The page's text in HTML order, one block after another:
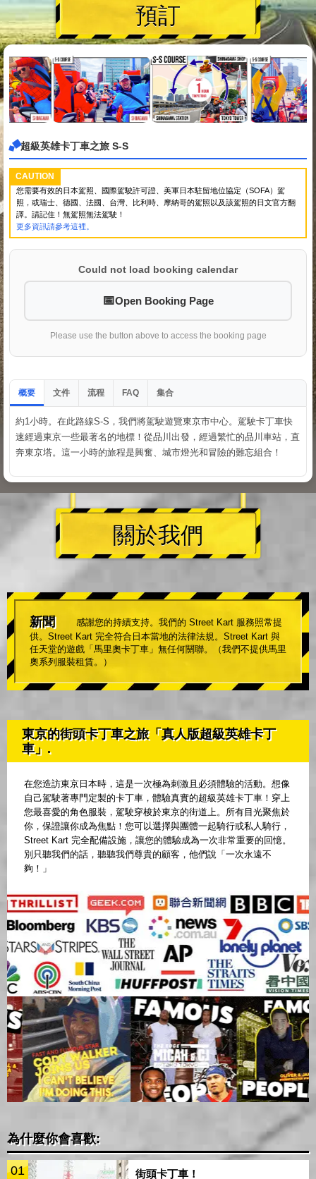
預訂
超級英雄卡丁車之旅 S-S
CAUTION
您需要有效的日本駕照、國際駕駛許可證、美軍日本駐留地位協定（SOFA）駕
照，或瑞士、德國、法國、台灣、比利時、摩納哥的駕照以及該駕照的日文官方翻
譯。請記住！無駕照無法駕駛！
更多資訊請參考這裡。
Could not load booking calendar
Open Booking Page
Please use the button above to access the booking page
概要 文件 流程 FAQ 集合
約1小時。在此路線S-S，我們將駕駛遊覽東京市中心。駕駛卡丁車快
速經過東京一些最著名的地標！從品川出發，經過繁忙的品川車站，直
奔東京塔。這一小時的旅程是興奮、城市燈光和冒險的難忘組合！
關於我們
新聞
感謝您的持續支持。我們的 Street Kart 服務照常提
供。Street Kart 完全符合日本當地的法律法規。Street Kart 與
任天堂的遊戲「馬里奧卡丁車」無任何關聯。（我們不提供馬里
奧系列服裝租賃。）
東京的街頭卡丁車之旅「真人版超級英雄卡丁
車」.
在您造訪東京日本時，這是一次極為刺激且必須體驗的活動。想像
自己駕駛著專門定製的卡丁車，體驗真實的超級英雄卡丁車！穿上
您最喜愛的角色服裝，駕駛穿梭於東京的街道上。所有目光聚焦於
你，保證讓你成為焦點！您可以選擇與團體一起騎行或私人騎行，
Street Kart 完全配備設施，讓您的體驗成為一次非常重要的回憶。
別只聽我們的話，聽聽我們尊貴的顧客，他們說「一次永遠不
夠！」
為什麼你會喜歡:
01 街頭卡丁車！